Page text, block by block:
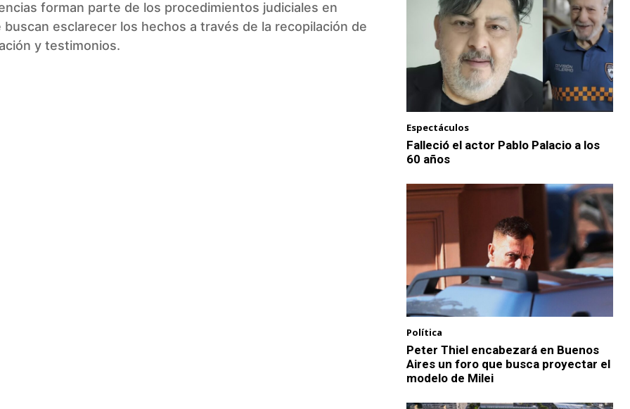
forman parte de los procedimientos judiciales en
buscan esclarecer los hechos a través de la recopilación de
y testimonios.
Espectáculos
Falleció el actor Pablo Palacio a los
60 años
Política
Peter Thiel encabezará en Buenos
Aires un foro que busca proyectar el
modelo de Milei